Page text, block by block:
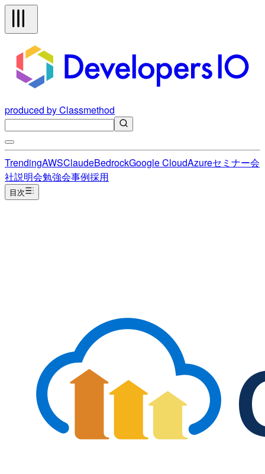
produced by Classmethod
TrendingAWSClaudeBedrockGoogle CloudAzureセミナー会
社説明会勉強会事例採用
目次